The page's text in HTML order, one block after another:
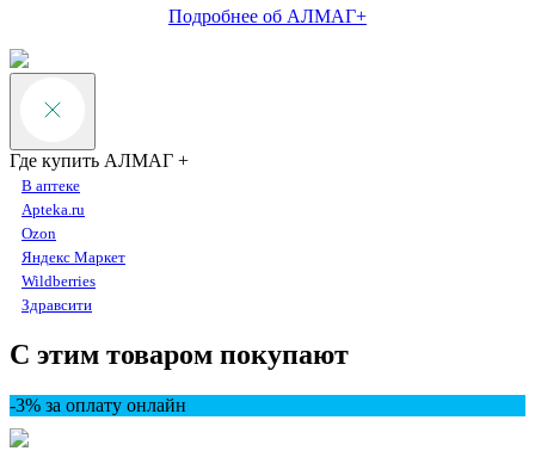
Подробнее об АЛМАГ+
Где купить АЛМАГ +
В аптеке
Apteka.ru
Ozon
Яндекс Маркет
Wildberries
Здравсити
С этим товаром покупают
-3% за оплату онлайн